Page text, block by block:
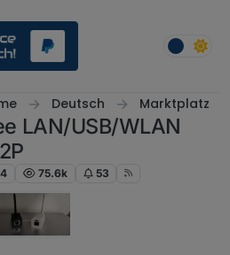
Deutsch Marktplatz
LAN/USB/WLAN
75.6k 53